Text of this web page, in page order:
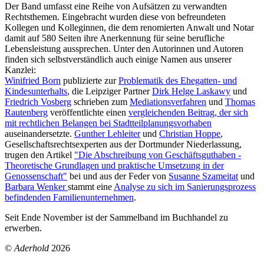
Der Band umfasst eine Reihe von Aufsätzen zu verwandten
Rechtsthemen. Eingebracht wurden diese von befreundeten
Kollegen und Kolleginnen, die dem renomierten Anwalt und Notar
damit auf 580 Seiten ihre Anerkennung für seine berufliche
Lebensleistung aussprechen. Unter den Autorinnen und Autoren
finden sich selbstverständlich auch einige Namen aus unserer
Kanzlei:
Winifried Born publizierte zurProblematik des Ehegatten- und
Kindesunterhalts, die Leipziger PartnerDirk Helge Laskawy und
Friedrich Vosberg schrieben zum Mediationsverfahren und Thomas
Rautenberg veröffentlichte einen vergleichenden Beitrag, der sich
mit rechtlichen Belangen bei Stadtteilplanungsvorhaben
auseinandersetzte. Gunther Lehleiterund Christian Hoppe,
Gesellschaftsrechtsexperten aus der Dortmunder Niederlassung,
trugen den Artikel "Die Abschreibung von Geschäftsguthaben -
Theoretische Grundlagen und praktische Umsetzung in der
Genossenschaft" bei und aus der Feder von Susanne Szameitat und
Barbara Wenkerstammt eine Analyse zu sich im Sanierungsprozess
befindenden Familienunternehmen.
Seit Ende November ist der Sammelband im Buchhandel zu
erwerben.
© Aderhold 2026